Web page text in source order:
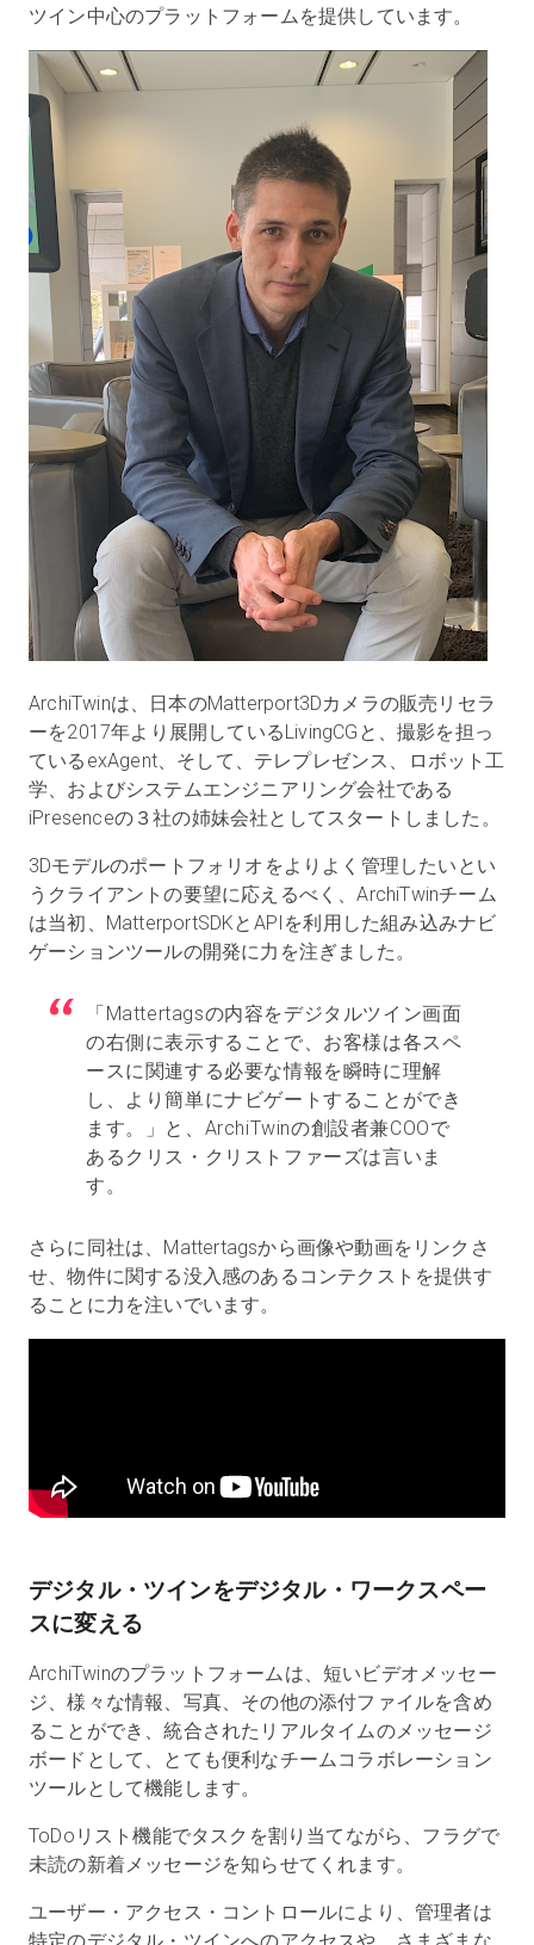
ツイン中心のプラットフォームを提供しています。
ArchiTwinは、日本のMatterport3Dカメラの販売リセラ
ーを2017年より展開しているLivingCGと、撮影を担っ
ているexAgent、そして、テレプレゼンス、ロボット工
学、およびシステムエンジニアリング会社である
iPresenceの３社の姉妹会社としてスタートしました。
3Dモデルのポートフォリオをよりよく管理したいとい
うクライアントの要望に応えるべく、ArchiTwinチーム
は当初、MatterportSDKとAPIを利用した組み込みナビ
ゲーションツールの開発に力を注ぎました。
「Mattertagsの内容をデジタルツイン画面
の右側に表示することで、お客様は各スペ
ースに関連する必要な情報を瞬時に理解
し、より簡単にナビゲートすることができ
ます。」と、ArchiTwinの創設者兼COOで
あるクリス・クリストファーズは言いま
す。
さらに同社は、Mattertagsから画像や動画をリンクさ
せ、物件に関する没入感のあるコンテクストを提供す
ることに力を注いでいます。
デジタル・ツインをデジタル・ワークスペー
スに変える
ArchiTwinのプラットフォームは、短いビデオメッセー
ジ、様々な情報、写真、その他の添付ファイルを含め
ることができ、統合されたリアルタイムのメッセージ
ボードとして、とても便利なチームコラボレーション
ツールとして機能します。
ToDoリスト機能でタスクを割り当てながら、フラグで
未読の新着メッセージを知らせてくれます。
ユーザー・アクセス・コントロールにより、管理者は